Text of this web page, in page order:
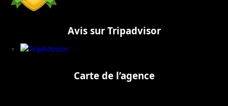
Avis sur Tripadvisor
Carte de l’agence